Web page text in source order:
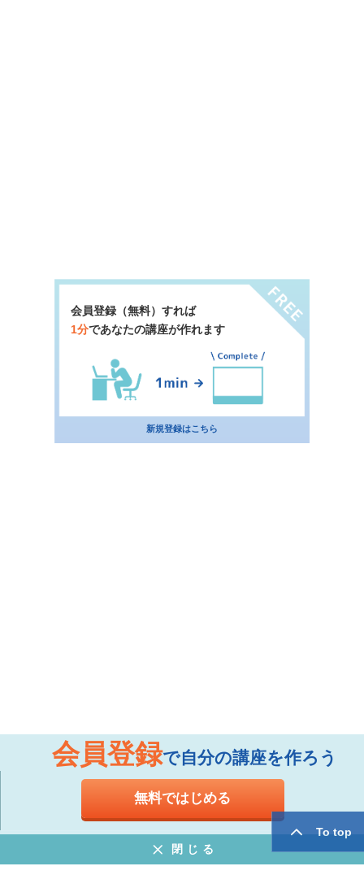
会員登録（無料）すれば
1分であなたの講座が作れます
新規登録はこちら
To top
会員登録で自分の講座を作ろう
無料ではじめる
閉じる